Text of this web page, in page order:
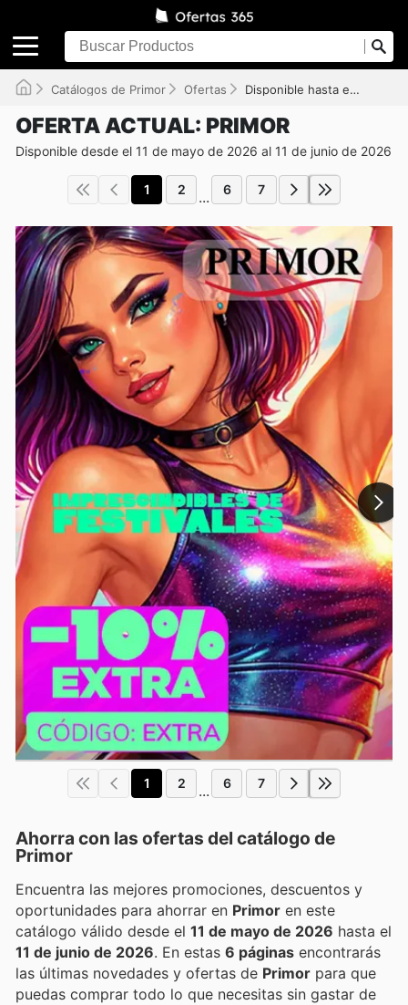
Catálogos de Primor Ofertas Disponible hasta el 11/06/2026
OFERTA ACTUAL: PRIMOR
Disponible desde el 11 de mayo de 2026 al 11 de junio de 2026
1 2 ... 6 7
1 2 ... 6 7
Ahorra con las ofertas del catálogo de
Primor
Encuentra las mejores promociones, descuentos y
oportunidades para ahorrar en Primor en este
catálogo válido desde el 11 de mayo de 2026 hasta el
11 de junio de 2026 . En estas 6 páginas encontrarás
las últimas novedades y ofertas de Primor para que
puedas comprar todo lo que necesitas sin gastar de